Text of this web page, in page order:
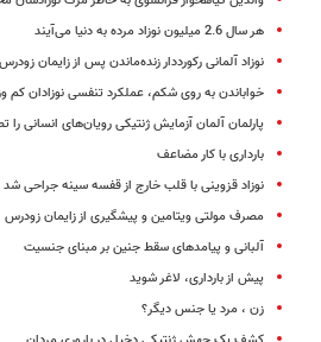
هر سال 2.6 میلیون نوزاد مرده به دنیا می‌آیند
نوزاد آلمانی رکورددار زنده‌ماندن پس از زایمان
خواباندن به روی شکم، عملکرد تنفسی نوزادان کم
پارلمان آلمان آزمایش ژنتیکی رویان‌های انسانی را
بارداری با کار مضاعف
نوزاد قزوینی با قلب خارج از قفسه سینه جراحی شد
مصرف مولتی ویتامین و پیشگیری از زایمان زودرس
آلبانی و پیامدهای سقط جنین بر مبنای جنسیت
پیش از بارداری، لاغر شوید
زن ، مرد یا جنس دیگر؟